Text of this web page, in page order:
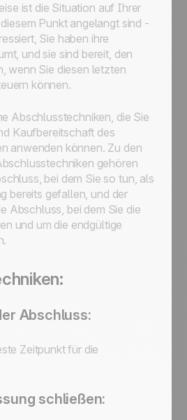
ist die Situation auf Ihrer
Punkt angelangt sind -
Sie haben ihre
und sie sind bereit, den
wenn Sie diesen letzten
können.
Abschlusstechniken, die Sie
Kaufbereitschaft des
anwenden können. Zu den
gehören
bei dem Sie so tun, als
bereits gefallen, und der
Abschluss, bei dem Sie die
und um die endgültige
Abschluss:
Zeitpunkt für die
schließen: